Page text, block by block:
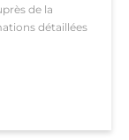
de la
détaillées